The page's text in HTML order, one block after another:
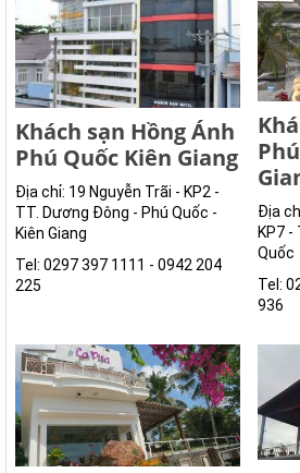
Khách sạn Hồng Ánh
Phú Quốc Kiên Giang
Địa chỉ: 19 Nguyễn Trãi - KP2 -
TT. Dương Đông - Phú Quốc -
Kiên Giang
Tel: 0297 397 1111 - 0942 204
225
Địa
KP7
Quốc
Tel:
936